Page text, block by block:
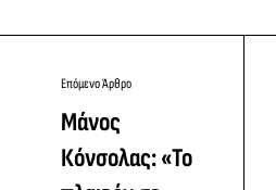
Επόμενο Άρθρο
Μάνος
Κόνσολας: «Το